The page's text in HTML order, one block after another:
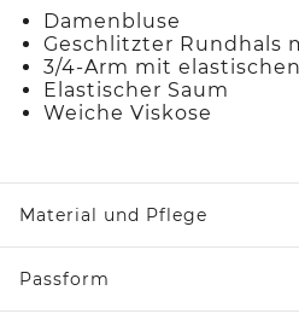
Damenbluse
Geschlitzter Rundhals
3/4-Arm mit
Elastischer Saum
Weiche Viskose
Material und Pflege
Passform